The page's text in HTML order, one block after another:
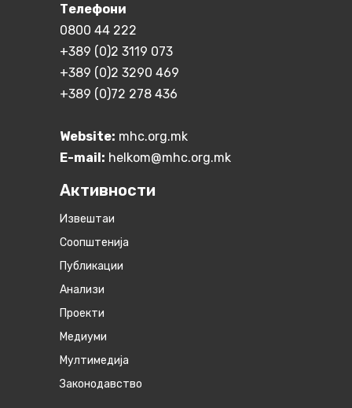
Телефони
0800 44 222
+389 (0)2 3119 073
+389 (0)2 3290 469
+389 (0)72 278 436
Website: mhc.org.mk
E-mail: helkom@mhc.org.mk
Активности
Извештаи
Соопштенија
Публикации
Анализи
Проекти
Медиуми
Мултимедија
Законодавство